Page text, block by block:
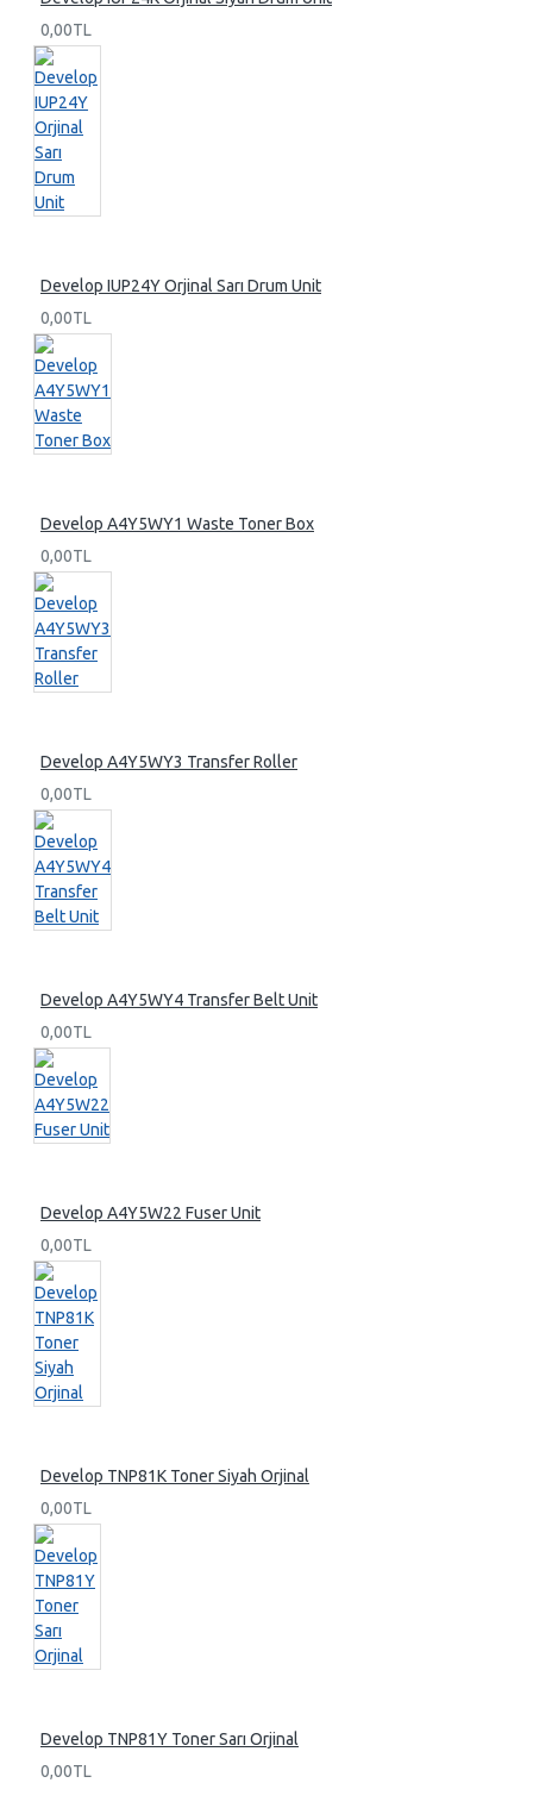
0,00TL
Develop IUP24Y Orjinal Sarı Drum Unit
0,00TL
Develop A4Y5WY1 Waste Toner Box
0,00TL
Develop A4Y5WY3 Transfer Roller
0,00TL
Develop A4Y5WY4 Transfer Belt Unit
0,00TL
Develop A4Y5W22 Fuser Unit
0,00TL
Develop TNP81K Toner Siyah Orjinal
0,00TL
Develop TNP81Y Toner Sarı Orjinal
0,00TL